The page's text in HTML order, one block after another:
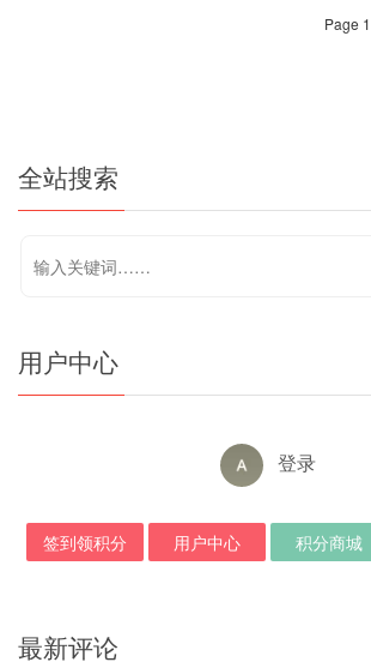
Page
全站搜索
用户中心
登录
签到领积分 用户中心 积分商城
最新评论